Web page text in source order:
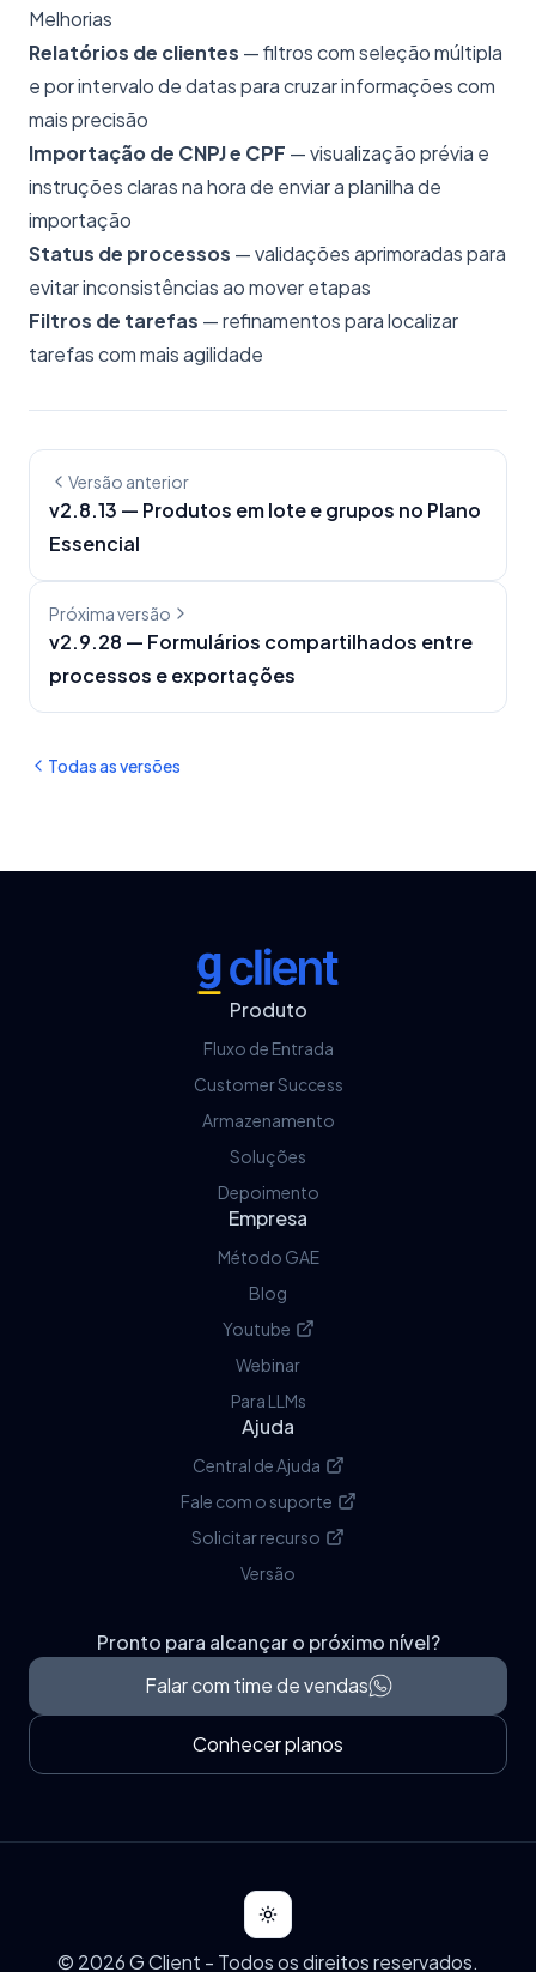
Melhorias
Relatórios de clientes — filtros com seleção múltipla
e por intervalo de datas para cruzar informações com
mais precisão
Importação de CNPJ e CPF — visualização prévia e
instruções claras na hora de enviar a planilha de
importação
Status de processos — validações aprimoradas para
evitar inconsistências ao mover etapas
Filtros de tarefas — refinamentos para localizar
tarefas com mais agilidade
Versão anterior
v2.8.13 — Produtos em lote e grupos no Plano
Essencial
Próxima versão
v2.9.28 — Formulários compartilhados entre
processos e exportações
Todas as versões
G Client
Produto
Fluxo de Entrada
Customer Success
Armazenamento
Soluções
Depoimento
Empresa
Método GAE
Blog
Youtube
Webinar
Para LLMs
Ajuda
Central de Ajuda
Fale com o suporte
Solicitar recurso
Versão
Pronto para alcançar o próximo nível?
Falar com time de vendas
Conhecer planos
Toggle theme
© 2026G Client - Todos os direitos reservados.